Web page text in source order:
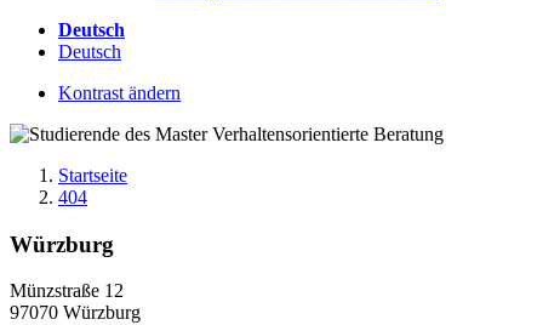
Deutsch
Deutsch
Kontrast ändern
Startseite
404
Würzburg
Münzstraße 12
97070 Würzburg